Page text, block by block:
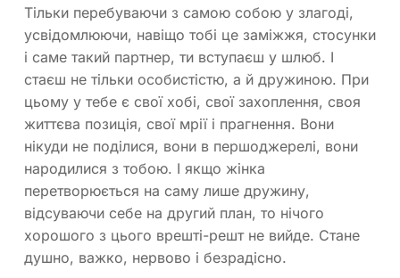
Тільки перебуваючи з самою собою у злагоді,
усвідомлюючи, навіщо тобі це заміжжя, стосунки
і саме такий партнер, ти вступаєш у шлюб. І
стаєш не тільки особистістю, а й дружиною. При
цьому у тебе є свої хобі, свої захоплення, своя
життєва позиція, свої мрії і прагнення. Вони
нікуди не поділися, вони в першоджерелі, вони
народилися з тобою. І якщо жінка
перетворюється на саму лише дружину,
відсуваючи себе на другий план, то нічого
хорошого з цього врешті-решт не вийде. Стане
душно, важко, нервово і безрадісно.